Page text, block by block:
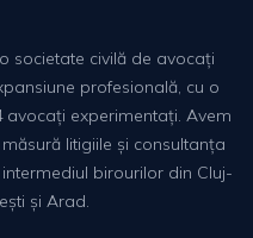
societate civilă de avocați
profesională, cu o
avocați experimentați. Avem
litigiile și consultanța
birourilor din Cluj-
și Arad.